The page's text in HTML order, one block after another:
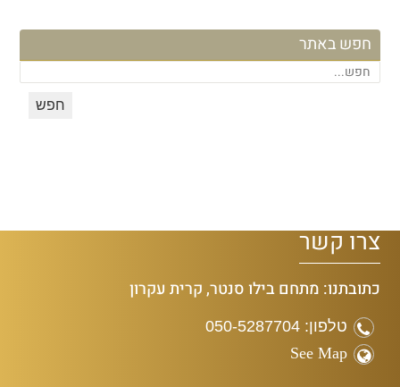
חפש באתר
צרו קשר
כתובתנו: מתחם בילו סנטר, קרית עקרון
טלפון: 050-5287704
See Map